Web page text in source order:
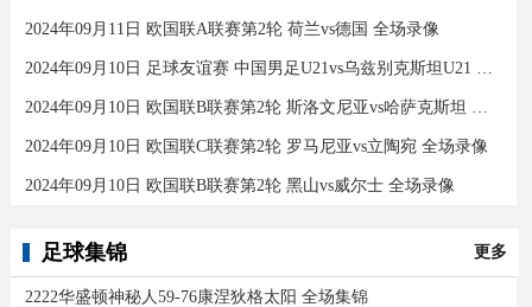
2024年09月11日 欧国联A联赛第2轮 荷兰vs德国 全场录像
2024年09月10日 足球友谊赛 中国男足U21vs乌兹别克斯坦U21 全场录像
2024年09月10日 欧国联B联赛第2轮 斯洛文尼亚vs哈萨克斯坦 全场录像
2024年09月10日 欧国联C联赛第2轮 罗马尼亚vs立陶宛 全场录像
2024年09月10日 欧国联B联赛第2轮 黑山vs威尔士 全场录像
足球集锦 更多
2222华盛顿神秘人59-76康涅狄格太阳 全场集锦